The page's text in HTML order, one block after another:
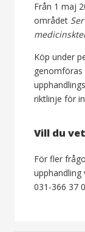
Från 1 maj
området
Köp under
genomföras
riktlinje för
Vill du
För fler
upphandling
031-366 37